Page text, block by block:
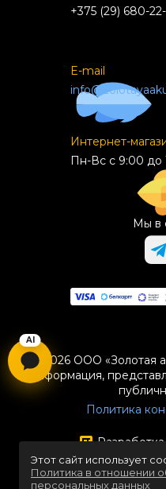
+375 (29) 680-
E-mail
Интернет-
Пн-Вс с 9:00 до
Мы в
© 2026 ООО «Золотая
Информация,
Политика
Этот сайт использует
Политика в отношении
персональных данных